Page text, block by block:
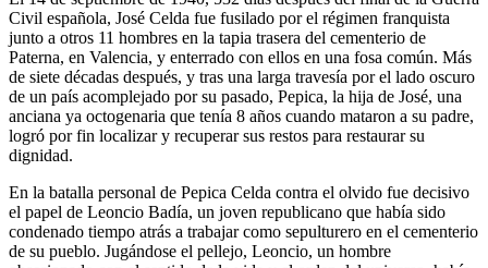
Civil española, José Celda fue fusilado por el régimen franquista
junto a otros 11 hombres en la tapia trasera del cementerio de
Paterna, en Valencia, y enterrado con ellos en una fosa común. Más
de siete décadas después, y tras una larga travesía por el lado oscuro
de un país acomplejado por su pasado, Pepica, la hija de José, una
anciana ya octogenaria que tenía 8 años cuando mataron a su padre,
logró por fin localizar y recuperar sus restos para restaurar su
dignidad.
En la batalla personal de Pepica Celda contra el olvido fue decisivo
el papel de Leoncio Badía, un joven republicano que había sido
condenado tiempo atrás a trabajar como sepulturero en el cementerio
de su pueblo. Jugándose el pellejo, Leoncio, un hombre